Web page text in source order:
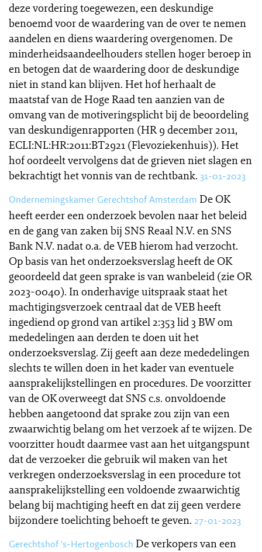
deze vordering toegewezen, een deskundige
benoemd voor de waardering van de over te nemen
aandelen en diens waardering overgenomen. De
minderheidsaandeelhouders stellen hoger beroep in
en betogen dat de waardering door de deskundige
niet in stand kan blijven. Het hof herhaalt de
maatstaf van de Hoge Raad ten aanzien van de
omvang van de motiveringsplicht bij de beoordeling
van deskundigenrapporten (HR 9 december 2011,
ECLI:NL:HR:2011:BT2921 (Flevoziekenhuis)). Het
hof oordeelt vervolgens dat de grieven niet slagen en
bekrachtigt het vonnis van de rechtbank. 31-01-2023
Ondernemingskamer Gerechtshof Amsterdam De OK
heeft eerder een onderzoek bevolen naar het beleid
en de gang van zaken bij SNS Reaal N.V. en SNS
Bank N.V. nadat o.a. de VEB hierom had verzocht.
Op basis van het onderzoeksverslag heeft de OK
geoordeeld dat geen sprake is van wanbeleid (zie OR
2023-0040). In onderhavige uitspraak staat het
machtigingsverzoek centraal dat de VEB heeft
ingediend op grond van artikel 2:353 lid 3 BW om
mededelingen aan derden te doen uit het
onderzoeksverslag. Zij geeft aan deze mededelingen
slechts te willen doen in het kader van eventuele
aansprakelijkstellingen en procedures. De voorzitter
van de OK overweegt dat SNS c.s. onvoldoende
hebben aangetoond dat sprake zou zijn van een
zwaarwichtig belang om het verzoek af te wijzen. De
voorzitter houdt daarmee vast aan het uitgangspunt
dat de verzoeker die gebruik wil maken van het
verkregen onderzoeksverslag in een procedure tot
aansprakelijkstelling een voldoende zwaarwichtig
belang bij machtiging heeft en dat zij geen verdere
bijzondere toelichting behoeft te geven. 27-01-2023
Gerechtshof 's-Hertogenbosch De verkopers van een